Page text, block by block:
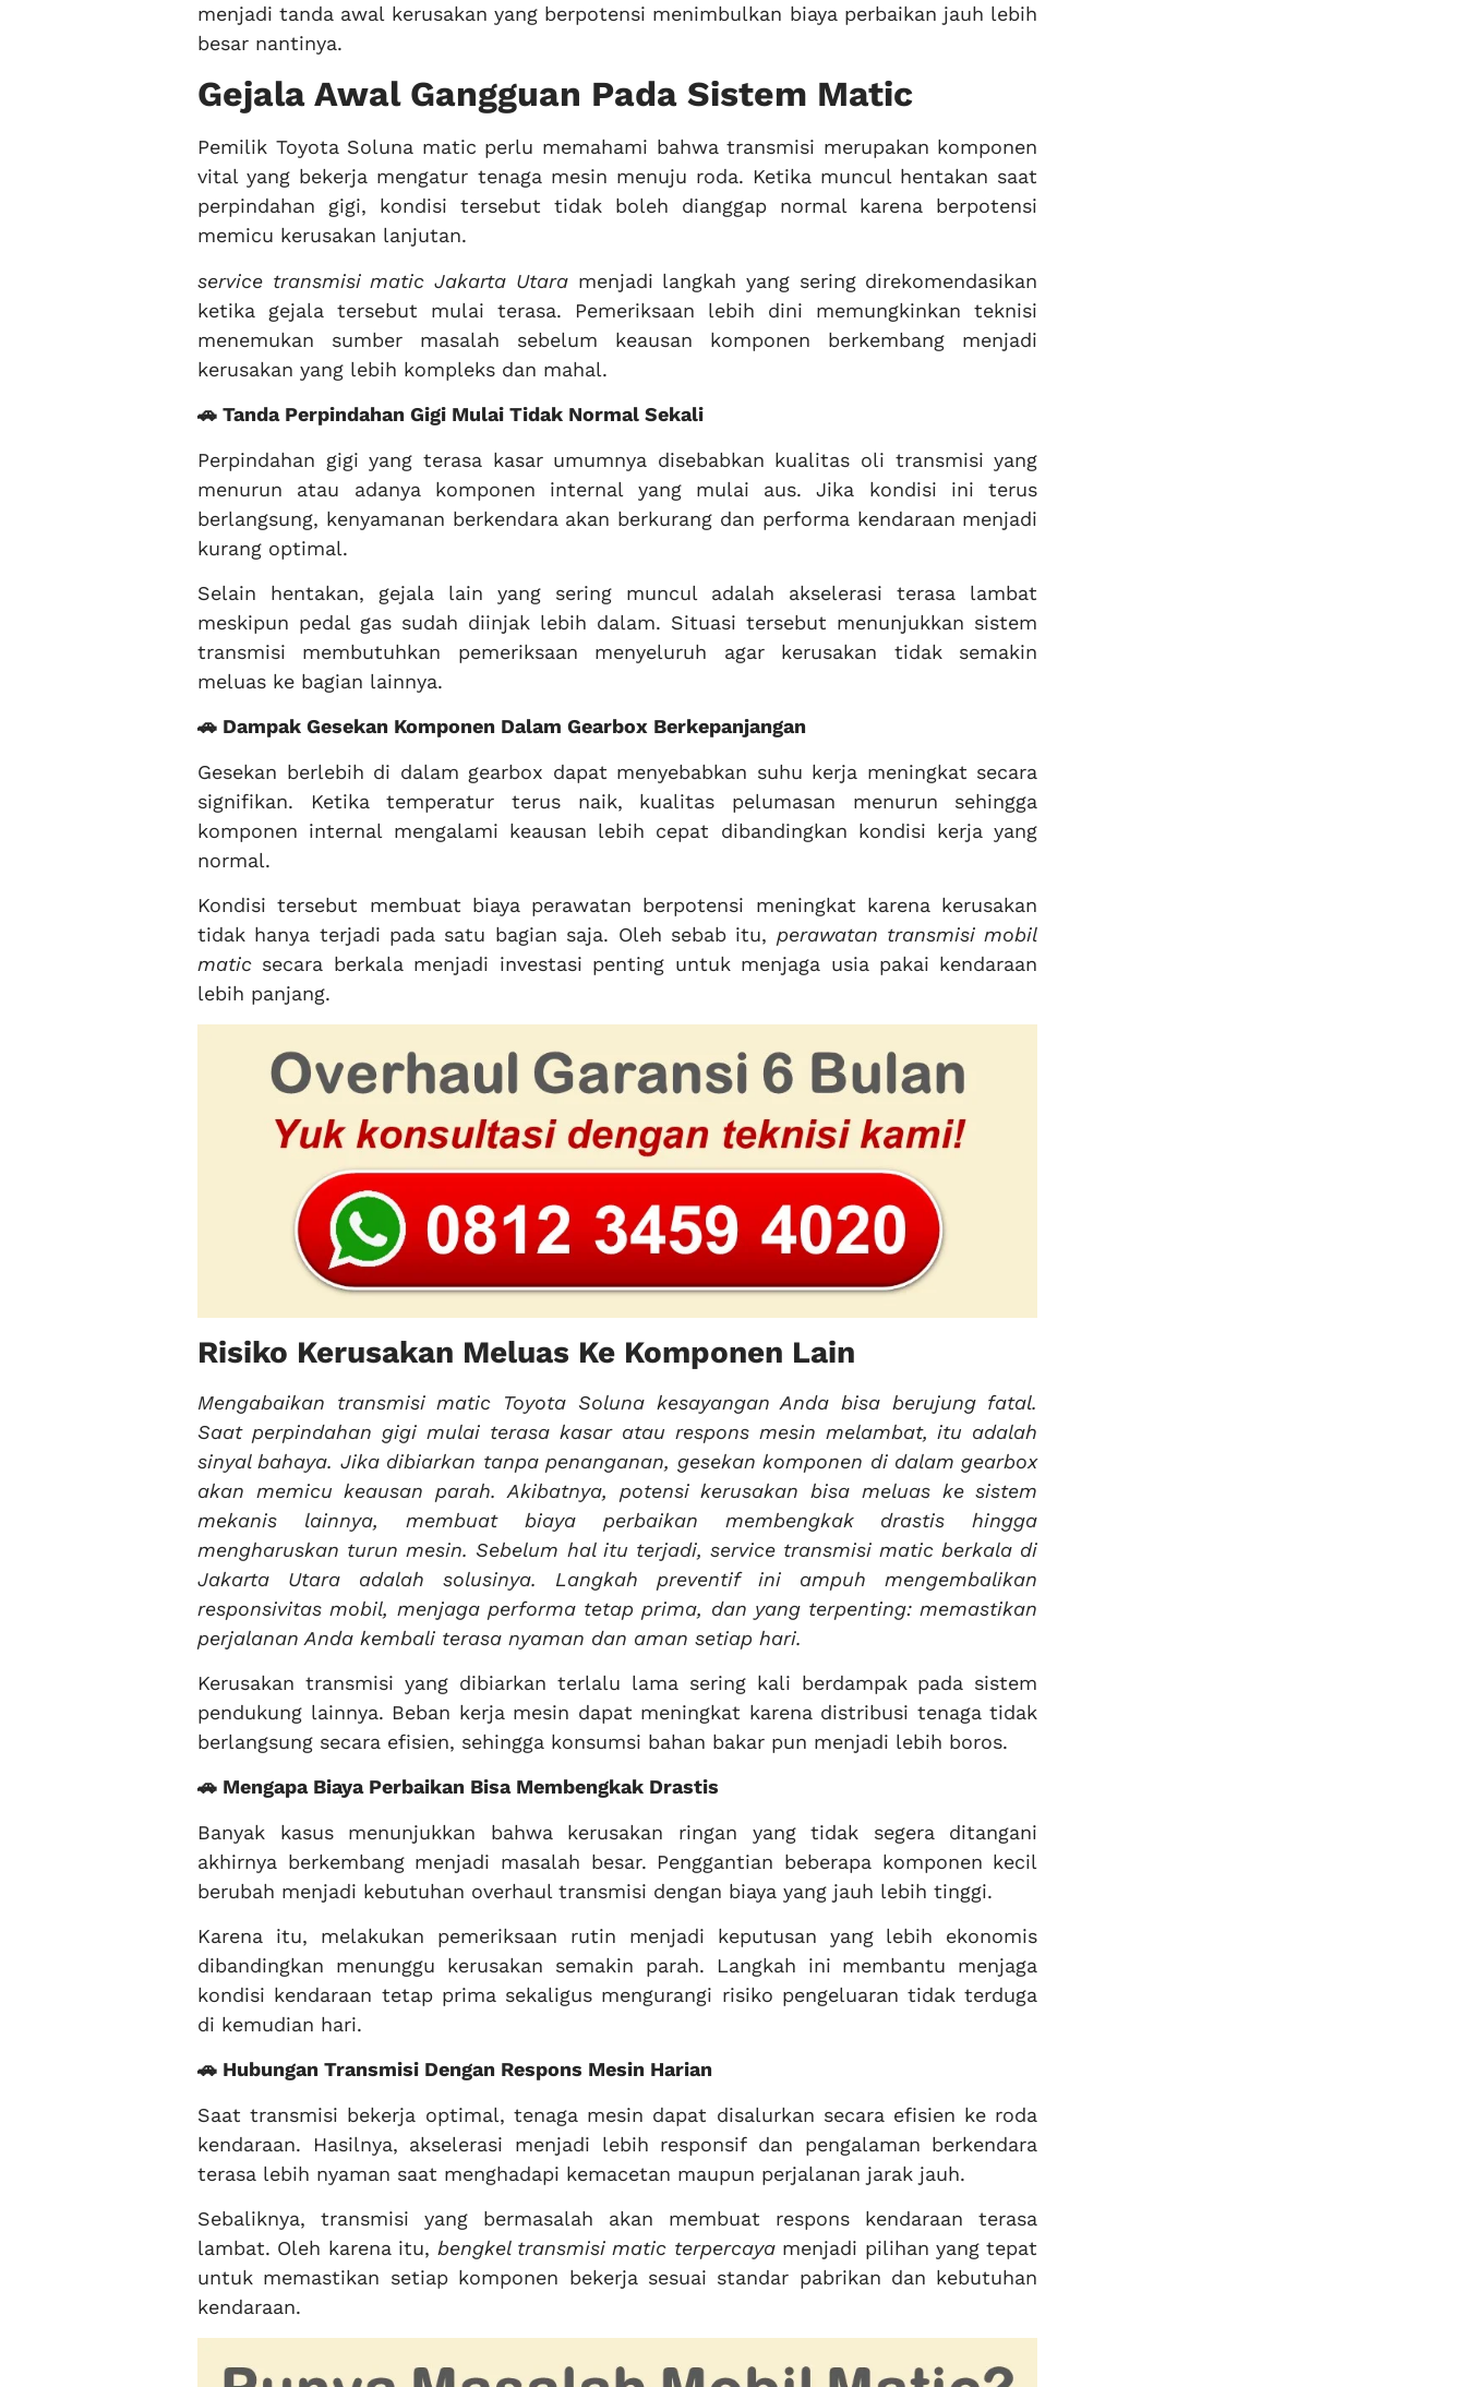
menjadi tanda awal kerusakan yang berpotensi menimbulkan biaya perbaikan jauh lebih
besar nantinya.
Gejala Awal Gangguan Pada Sistem Matic
Pemilik Toyota Soluna matic perlu memahami bahwa transmisi merupakan komponen
vital yang bekerja mengatur tenaga mesin menuju roda. Ketika muncul hentakan saat
perpindahan gigi, kondisi tersebut tidak boleh dianggap normal karena berpotensi
memicu kerusakan lanjutan.
service transmisi matic Jakarta Utaramenjadi langkah yang sering direkomendasikan
ketika gejala tersebut mulai terasa. Pemeriksaan lebih dini memungkinkan teknisi
menemukan sumber masalah sebelum keausan komponen berkembang menjadi
kerusakan yang lebih kompleks dan mahal.
🚗 Tanda Perpindahan Gigi Mulai Tidak Normal Sekali
Perpindahan gigi yang terasa kasar umumnya disebabkan kualitas oli transmisi yang
menurun atau adanya komponen internal yang mulai aus. Jika kondisi ini terus
berlangsung, kenyamanan berkendara akan berkurang dan performa kendaraan menjadi
kurang optimal.
Selain hentakan, gejala lain yang sering muncul adalah akselerasi terasa lambat
meskipun pedal gas sudah diinjak lebih dalam. Situasi tersebut menunjukkan sistem
transmisi membutuhkan pemeriksaan menyeluruh agar kerusakan tidak semakin
meluas ke bagian lainnya.
🚗 Dampak Gesekan Komponen Dalam Gearbox Berkepanjangan
Gesekan berlebih di dalam gearbox dapat menyebabkan suhu kerja meningkat secara
signifikan. Ketika temperatur terus naik, kualitas pelumasan menurun sehingga
komponen internal mengalami keausan lebih cepat dibandingkan kondisi kerja yang
normal.
Kondisi tersebut membuat biaya perawatan berpotensi meningkat karena kerusakan
tidak hanya terjadi pada satu bagian saja. Oleh sebab itu, perawatan transmisi mobil
matic secara berkala menjadi investasi penting untuk menjaga usia pakai kendaraan
lebih panjang.
Risiko Kerusakan Meluas Ke Komponen Lain
Mengabaikan transmisi matic Toyota Soluna kesayangan Anda bisa berujung fatal.
Saat perpindahan gigi mulai terasa kasar atau respons mesin melambat, itu adalah
sinyal bahaya. Jika dibiarkan tanpa penanganan, gesekan komponen di dalam gearbox
akan memicu keausan parah. Akibatnya, potensi kerusakan bisa meluas ke sistem
mekanis lainnya, membuat biaya perbaikan membengkak drastis hingga
mengharuskan turun mesin. Sebelum hal itu terjadi, service transmisi matic berkala di
Jakarta Utara adalah solusinya. Langkah preventif ini ampuh mengembalikan
responsivitas mobil, menjaga performa tetap prima, dan yang terpenting: memastikan
perjalanan Anda kembali terasa nyaman dan aman setiap hari.
Kerusakan transmisi yang dibiarkan terlalu lama sering kali berdampak pada sistem
pendukung lainnya. Beban kerja mesin dapat meningkat karena distribusi tenaga tidak
berlangsung secara efisien, sehingga konsumsi bahan bakar pun menjadi lebih boros.
🚗 Mengapa Biaya Perbaikan Bisa Membengkak Drastis
Banyak kasus menunjukkan bahwa kerusakan ringan yang tidak segera ditangani
akhirnya berkembang menjadi masalah besar. Penggantian beberapa komponen kecil
berubah menjadi kebutuhan overhaul transmisi dengan biaya yang jauh lebih tinggi.
Karena itu, melakukan pemeriksaan rutin menjadi keputusan yang lebih ekonomis
dibandingkan menunggu kerusakan semakin parah. Langkah ini membantu menjaga
kondisi kendaraan tetap prima sekaligus mengurangi risiko pengeluaran tidak terduga
di kemudian hari.
🚗 Hubungan Transmisi Dengan Respons Mesin Harian
Saat transmisi bekerja optimal, tenaga mesin dapat disalurkan secara efisien ke roda
kendaraan. Hasilnya, akselerasi menjadi lebih responsif dan pengalaman berkendara
terasa lebih nyaman saat menghadapi kemacetan maupun perjalanan jarak jauh.
Sebaliknya, transmisi yang bermasalah akan membuat respons kendaraan terasa
lambat. Oleh karena itu, bengkel transmisi matic terpercayamenjadi pilihan yang tepat
untuk memastikan setiap komponen bekerja sesuai standar pabrikan dan kebutuhan
kendaraan.